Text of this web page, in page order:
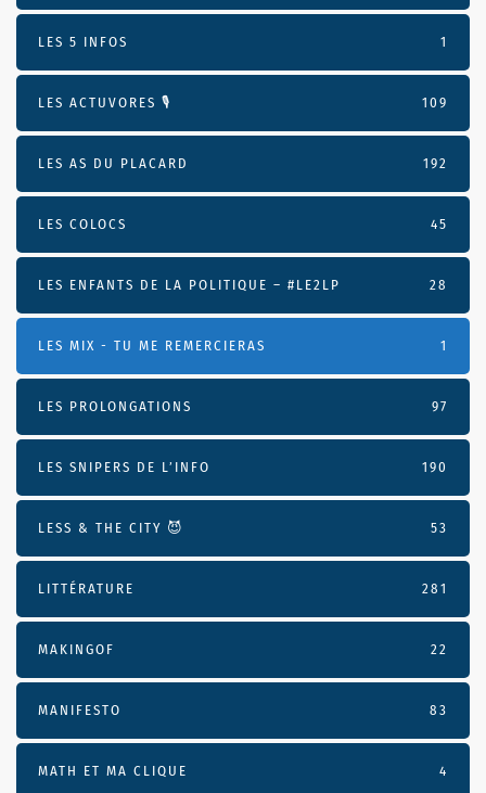
LES 5 INFOS 1
LES ACTUVORES 🎙 109
LES AS DU PLACARD 192
LES COLOCS 45
LES ENFANTS DE LA POLITIQUE – #LE2LP 28
LES MIX - TU ME REMERCIERAS 1
LES PROLONGATIONS 97
LES SNIPERS DE L’INFO 190
LESS & THE CITY 😈 53
LITTÉRATURE 281
MAKINGOF 22
MANIFESTO 83
MATH ET MA CLIQUE 4